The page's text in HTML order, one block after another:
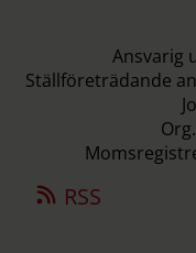
Ansvarig
Ställföreträdande
RSS